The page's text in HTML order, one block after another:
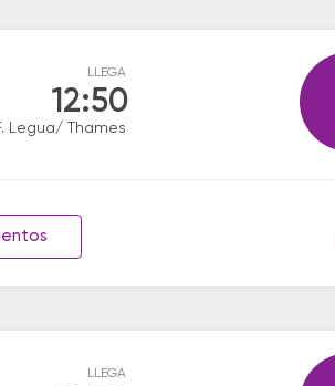
LLEGA
12:50
Legua/ Thames
LLEGA